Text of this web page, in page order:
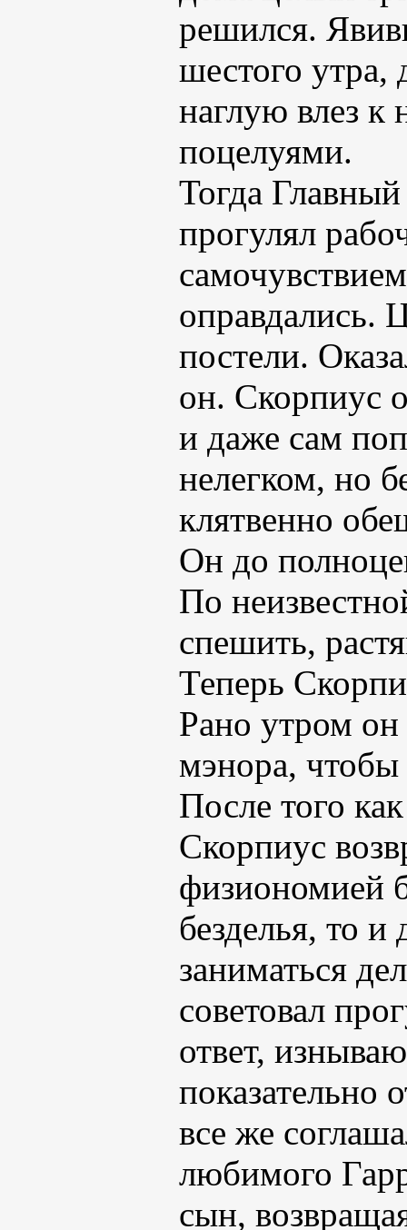
решился.
шестого утра,
наглую влез к
поцелуями.
Тогда
прогулял
оправдались.
постели.
он. Скорпиус
и даже сам
нелегком, но
клятвенно
Он до
По
спешить,
Теперь
Рано утром
мэнора, чтобы
После того
Скорпиус
физиономией
безделья, то
заниматься
советовал
ответ,
показательно
все же
любимого
сын,